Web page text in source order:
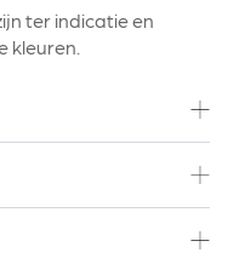
ter indicatie en
kleuren.